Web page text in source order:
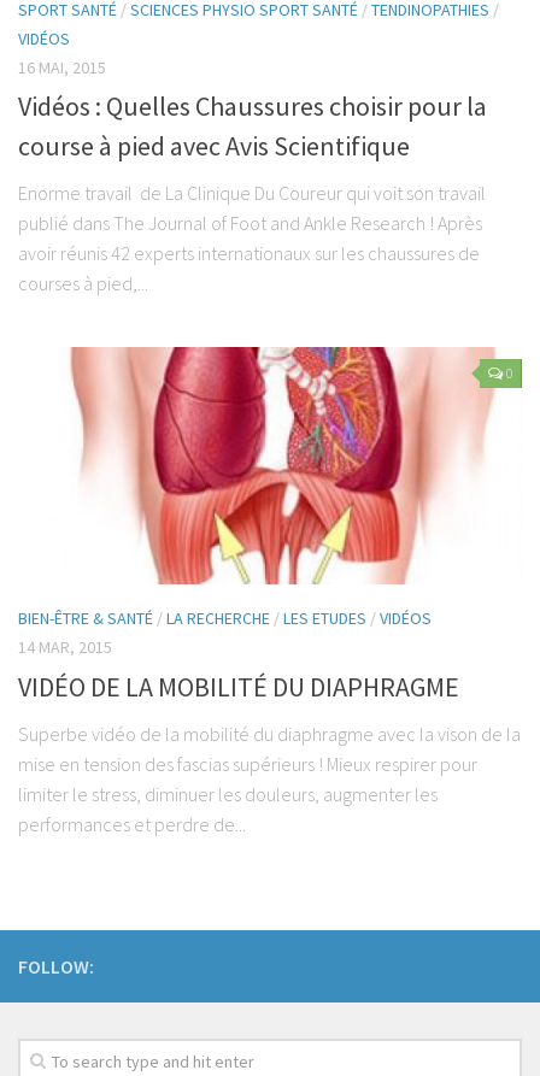
Luxations
Le Haut Niveau
Handi Sport & Handicap
Bien-être & Santé
Sophrologie
Nutrition et Santé
Les Recettes
Programmes Nutrition
Les Diètes Spécifiques
La Monodiète
Régime Paléo
Régime Méditérranéen
Régime Sans Gluten
Mincir au Féminin / au Masculin
Les Programmes Fit
Gestion du Poids de Forme
Remise en Forme
Coaching Sportif
SPORT SANTÉ /SCIENCES PHYSIO SPORT SANTÉ /TENDINOPATHIES /
VIDÉOS
16 MAI, 2015
Vidéos : Quelles Chaussures choisir pour la
course à pied avec Avis Scientifique
Enorme travail de La Clinique Du Coureur qui voit son travail
publié dans The Journal of Foot and Ankle Research ! Après
avoir réunis 42 experts internationaux sur les chaussures de
courses à pied,...
0
BIEN-ÊTRE & SANTÉ /LA RECHERCHE /LES ETUDES /VIDÉOS
14 MAR, 2015
VIDÉO DE LA MOBILITÉ DU DIAPHRAGME
Superbe vidéo de la mobilité du diaphragme avec la vison de la
mise en tension des fascias supérieurs ! Mieux respirer pour
limiter le stress, diminuer les douleurs, augmenter les
performances et perdre de...
FOLLOW: